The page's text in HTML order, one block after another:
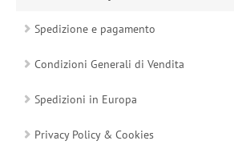
Spedizione e pagamento
Condizioni Generali di Vendita
Spedizioni in Europa
Privacy Policy & Cookies